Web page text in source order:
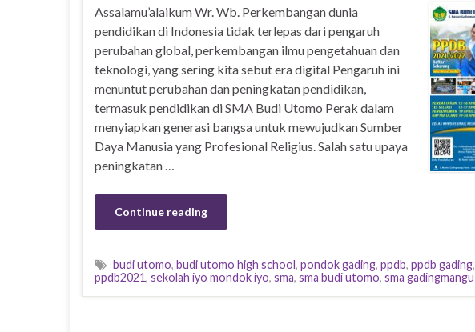
Assalamu’alaikum Wr. Wb. Perkembangan dunia
pendidikan di Indonesia tidak terlepas dari pengaruh
perubahan global, perkembangan ilmu pengetahuan dan
teknologi, yang sering kita sebut era digital Pengaruh ini
menuntut perubahan dan peningkatan pendidikan,
termasuk pendidikan di SMA Budi Utomo Perak dalam
menyiapkan generasi bangsa untuk mewujudkan Sumber
Daya Manusia yang Profesional Religius. Salah satu upaya
peningkatan …
Continue reading
budi utomo, budi utomo high school, pondok gading, ppdb, ppdb gading,
ppdb2021, sekolah iyo mondok iyo, sma, sma budi utomo, sma gadingmangu